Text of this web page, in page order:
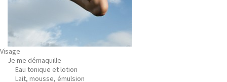
Visage
Je me démaquille
Eau tonique et lotion
Lait, mousse, émulsion